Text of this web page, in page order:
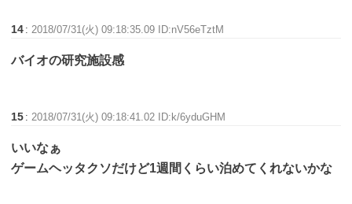
14 : 2018/07/31(火) 09:18:35.09 ID:nV56eTztM
バイオの研究施設感
15 : 2018/07/31(火) 09:18:41.02 ID:k/6yduGHM
いいなぁ
ゲームヘッタクソだけど1週間くらい泊めてくれないかな